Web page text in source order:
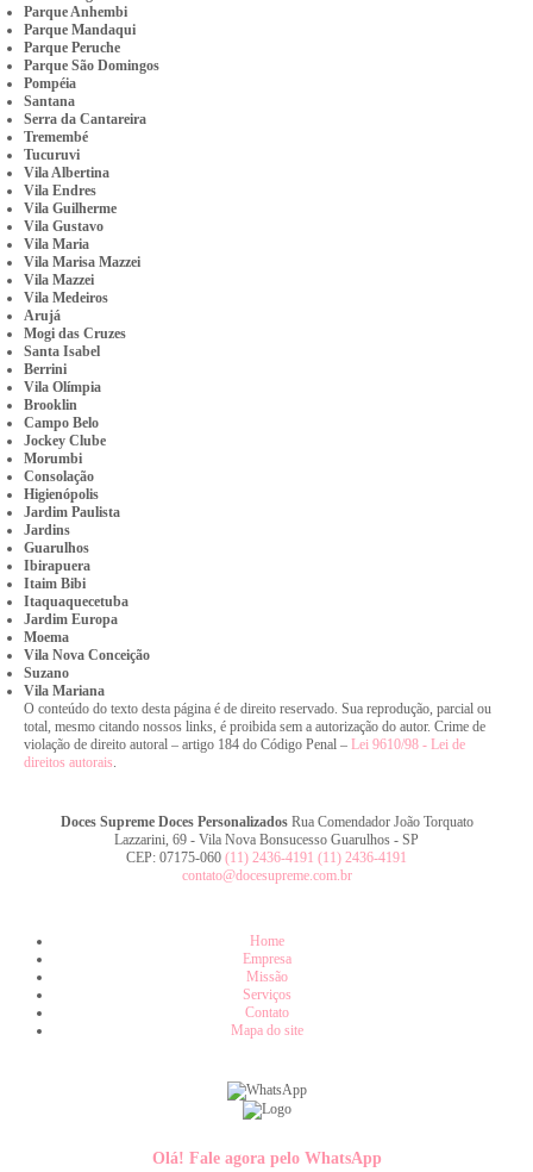
Parque Anhembi
Parque Mandaqui
Parque Peruche
Parque São Domingos
Pompéia
Santana
Serra da Cantareira
Tremembé
Tucuruvi
Vila Albertina
Vila Endres
Vila Guilherme
Vila Gustavo
Vila Maria
Vila Marisa Mazzei
Vila Mazzei
Vila Medeiros
Arujá
Mogi das Cruzes
Santa Isabel
Berrini
Vila Olímpia
Brooklin
Campo Belo
Jockey Clube
Morumbi
Consolação
Higienópolis
Jardim Paulista
Jardins
Guarulhos
Ibirapuera
Itaim Bibi
Itaquaquecetuba
Jardim Europa
Moema
Vila Nova Conceição
Suzano
Vila Mariana
O conteúdo do texto desta página é de direito reservado. Sua reprodução, parcial ou
total, mesmo citando nossos links, é proibida sem a autorização do autor. Crime de
violação de direito autoral – artigo 184 do Código Penal – Lei 9610/98 - Lei de
direitos autorais.
Doces Supreme Doces Personalizados Rua Comendador João Torquato
Lazzarini, 69 - Vila Nova Bonsucesso Guarulhos - SP
CEP: 07175-060 (11) 2436-4191 (11) 2436-4191
contato@docesupreme.com.br
Home
Empresa
Missão
Serviços
Contato
Mapa do site
Olá! Fale agora pelo WhatsApp